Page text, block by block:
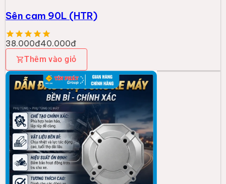
Sên cam 90L (HTR)
38.000đ40.000đ
Thêm vào giỏ